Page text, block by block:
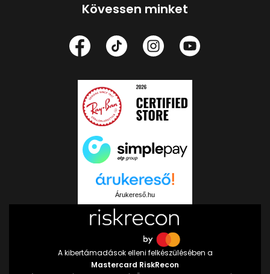
Kövessen minket
Árukereső.hu
A kibertámadások elleni felkészülésében a
Mastercard RiskRecon